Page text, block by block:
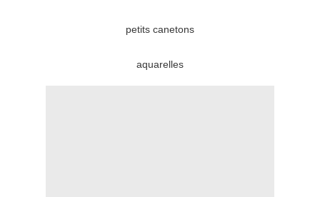
petits canetons
aquarelles